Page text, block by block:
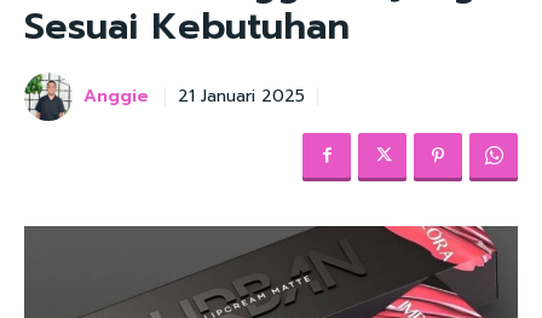
Sesuai Kebutuhan
Anggie 21 Januari 2025